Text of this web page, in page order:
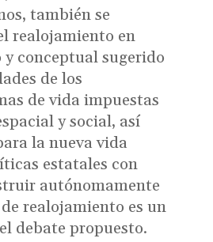
también se
realojamiento en
conceptual sugerido
de los
de vida impuestas
y social, así
la nueva vida
estatales con
autónomamente
realojamiento es un
debate propuesto.